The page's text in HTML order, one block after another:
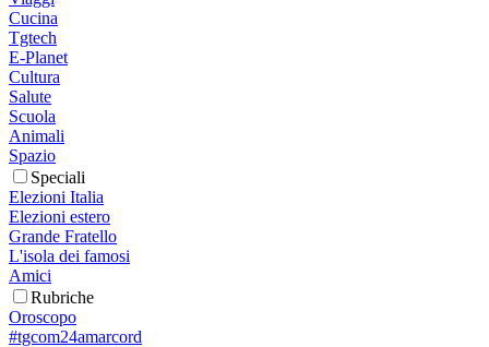
Cucina
Tgtech
E-Planet
Cultura
Salute
Scuola
Animali
Spazio
Speciali
Elezioni Italia
Elezioni estero
Grande Fratello
L'isola dei famosi
Amici
Rubriche
Oroscopo
#tgcom24amarcord